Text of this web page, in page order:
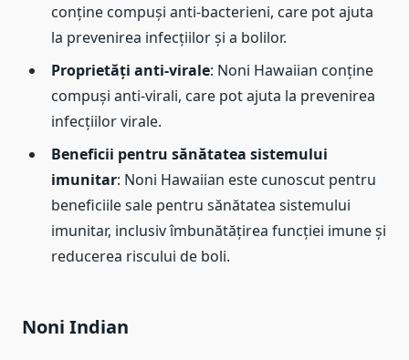
conține compuși anti-bacterieni, care pot ajuta
la prevenirea infecțiilor și a bolilor.
Proprietăți anti-virale: Noni Hawaiian conține
compuși anti-virali, care pot ajuta la prevenirea
infecțiilor virale.
Beneficii pentru sănătatea sistemului
imunitar: Noni Hawaiian este cunoscut pentru
beneficiile sale pentru sănătatea sistemului
imunitar, inclusiv îmbunătățirea funcției imune și
reducerea riscului de boli.
Noni Indian